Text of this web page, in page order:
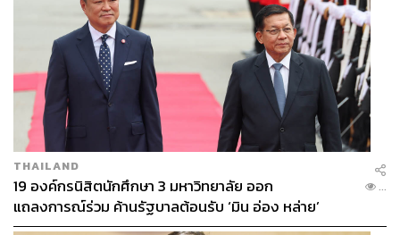
THAILAND
19 องค์กรนิสิตนักศึกษา 3 มหาวิทยาลัย ออก
แถลงการณ์ร่วม ค้านรัฐบาลต้อนรับ ‘มิน อ่อง หล่าย’
...